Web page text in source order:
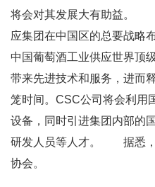
将会对其发展大有助益。
应集团在中国区的总要战略
中国葡萄酒工业供应世界顶
带来先进技术和服务，进而
笼时间。CSC公司将会利用
设备，同时引进集团内部的
研发人员等人才。 据悉，
协会。